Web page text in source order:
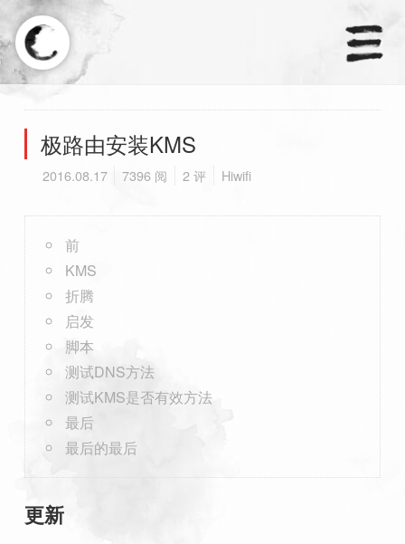
×
天涼好個秋.
首页
极路由安装KMS
2016.08.17 7396 阅 2 评 Hiwifi
前
KMS
折腾
启发
脚本
测试DNS方法
测试KMS是否有效方法
最后
最后的最后
更新